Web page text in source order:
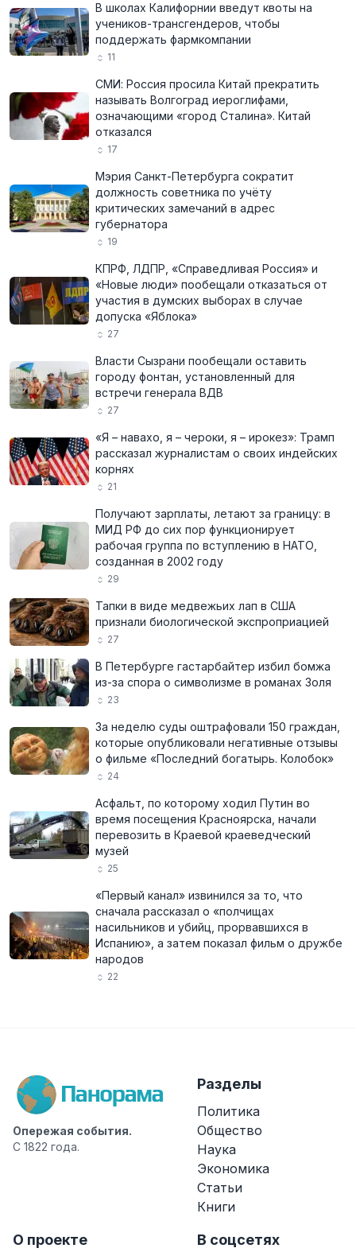
В школах Калифорнии введут квоты на
учеников-трансгендеров, чтобы
поддержать фармкомпании
11
СМИ: Россия просила Китай прекратить
называть Волгоград иероглифами,
означающими «город Сталина». Китай
отказался
17
Мэрия Санкт-Петербурга сократит
должность советника по учёту
критических замечаний в адрес
губернатора
19
КПРФ, ЛДПР, «Справедливая Россия» и
«Новые люди» пообещали отказаться от
участия в думских выборах в случае
допуска «Яблока»
27
Власти Сызрани пообещали оставить
городу фонтан, установленный для
встречи генерала ВДВ
27
«Я – навахо, я – чероки, я – ирокез»: Трамп
рассказал журналистам о своих индейских
корнях
21
Получают зарплаты, летают за границу: в
МИД РФ до сих пор функционирует
рабочая группа по вступлению в НАТО,
созданная в 2002 году
29
Тапки в виде медвежьих лап в США
признали биологической экспроприацией
27
В Петербурге гастарбайтер избил бомжа
из-за спора о символизме в романах Золя
23
За неделю суды оштрафовали 150 граждан,
которые опубликовали негативные отзывы
о фильме «Последний богатырь. Колобок»
24
Асфальт, по которому ходил Путин во
время посещения Красноярска, начали
перевозить в Краевой краеведческий
музей
25
«Первый канал» извинился за то, что
сначала рассказал о «полчищах
насильников и убийц, прорвавшихся в
Испанию», а затем показал фильм о дружбе
народов
22
Опережая события.
С 1822 года.
Разделы
Политика
Общество
Наука
Экономика
Статьи
Книги
О проекте В соцсетях